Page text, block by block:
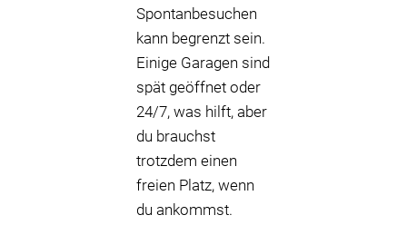
Spontanbesuchen
kann begrenzt sein.
Einige Garagen sind
spät geöffnet oder
24/7, was hilft, aber
du brauchst
trotzdem einen
freien Platz, wenn
du ankommst.